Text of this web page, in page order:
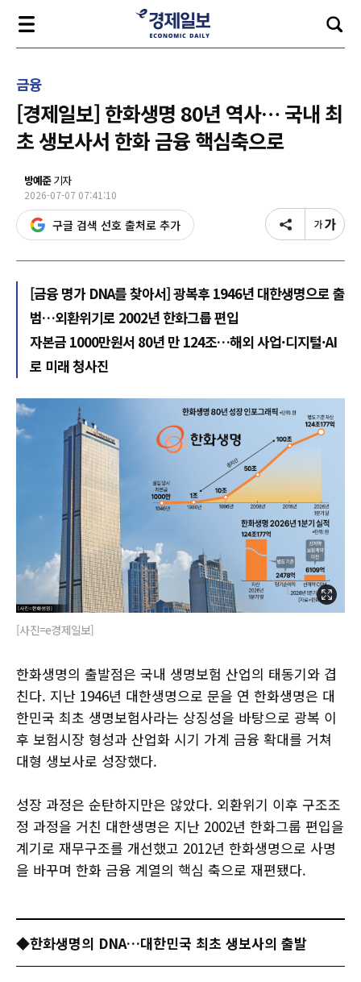
금융
[경제일보] 한화생명 80년 역사… 국내 최
초 생보사서 한화 금융 핵심축으로
방예준기자
2026-07-07 07:41:10
구글 검색 선호 출처로 추가
[금융 명가 DNA를 찾아서] 광복후 1946년 대한생명으로 출
범…외환위기로 2002년 한화그룹 편입
자본금 1000만원서 80년 만 124조…해외 사업·디지털·AI
로 미래 청사진
[사진=e경제일보]
한화생명의 출발점은 국내 생명보험 산업의 태동기와 겹
친다. 지난 1946년 대한생명으로 문을 연 한화생명은 대
한민국 최초 생명보험사라는 상징성을 바탕으로 광복 이
후 보험시장 형성과 산업화 시기 가계 금융 확대를 거쳐
대형 생보사로 성장했다.
성장 과정은 순탄하지만은 않았다. 외환위기 이후 구조조
정 과정을 거친 대한생명은 지난 2002년 한화그룹 편입을
계기로 재무구조를 개선했고 2012년 한화생명으로 사명
을 바꾸며 한화 금융 계열의 핵심 축으로 재편됐다.
◆한화생명의 DNA…대한민국 최초 생보사의 출발